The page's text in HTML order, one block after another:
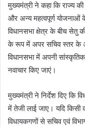
मुख्यमंत्री ने कहा कि राज्य
और अन्य महत्वपूर्ण
विधानसभा क्षेत्र के बीच सेतु
के रूप में अपर सचिव स्तर के
विधानसभा में अपनी
नवाचार किए जाएं।
मुख्यमंत्री ने निर्देश दिए कि
में तेजी लाई जाए। यदि किसी
विधायकगणों से सचिव एवं